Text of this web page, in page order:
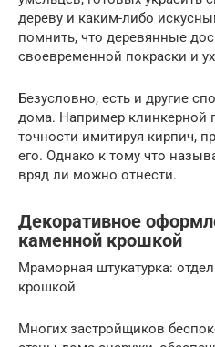
дереву и каким-либо
помнить, что деревянные
своевременной покраски и
Безусловно, есть и другие
дома. Например клинкерной
точности имитируя кирпич,
его. Однако к тому что
вряд ли можно отнести.
Декоративное
каменной крошкой
Мраморная штукатурка:
крошкой
Многих застройщиков